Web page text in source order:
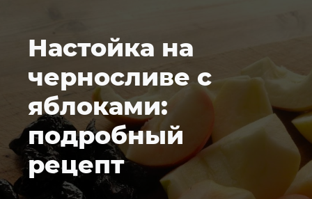
Настойка на
черносливе с
яблоками:
подробный
рецепт